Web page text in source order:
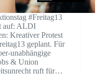
#Freitag13
auf: ALDI
Kreativer Protest
geplant. Für
unabhängige
& Union
ruft für…